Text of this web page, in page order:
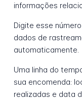
informações
Digite esse
dados de
automaticamente.
Uma linha do
sua encomenda:
realizadas e data